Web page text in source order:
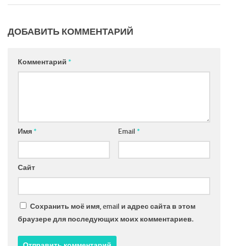
ДОБАВИТЬ КОММЕНТАРИЙ
Комментарий *
Имя* Email *
Сайт
Сохранить моё имя, email и адрес сайта в этом
браузере для последующих моих комментариев.